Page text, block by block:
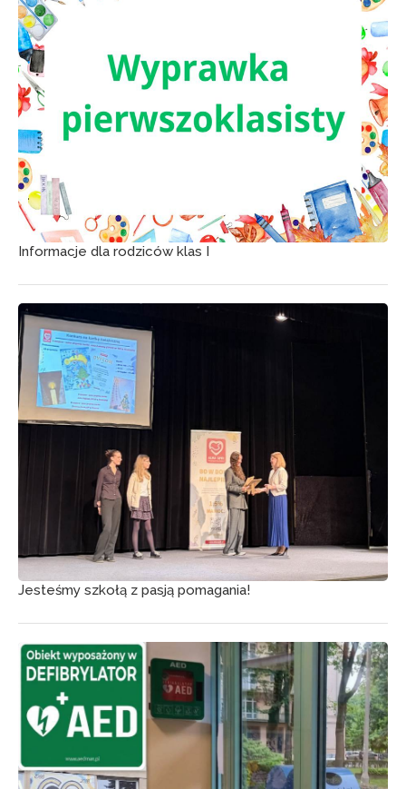
Informacje dla rodziców klas I
Jesteśmy szkołą z pasją pomagania!